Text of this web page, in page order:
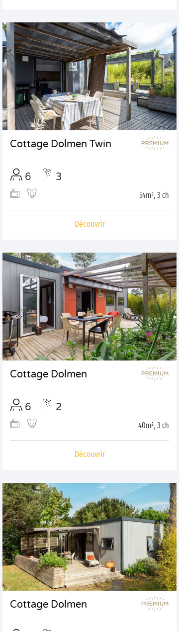
Cottage Dolmen Twin
6 3
54m², 3 ch
Découvrir
Cottage Dolmen
6 2
40m², 3 ch
Découvrir
Cottage Dolmen